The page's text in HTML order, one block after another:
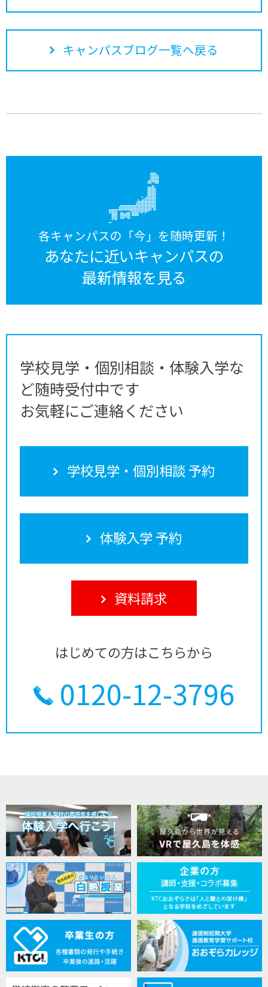
キャンパスブログ一覧へ戻る
各キャンパスの「今」を随時更新！
あなたに近いキャンパスの
最新情報を見る
学校見学・個別相談・体験入学な
ど随時受付中です
お気軽にご連絡ください
学校見学・個別相談 予約
体験入学 予約
資料請求
はじめての方はこちらから
0120-12-3796